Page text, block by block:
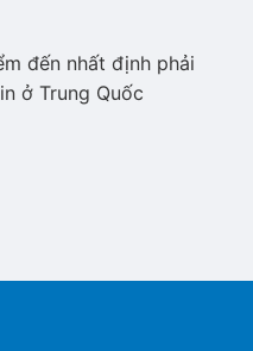
đến nhất định phải
ở Trung Quốc